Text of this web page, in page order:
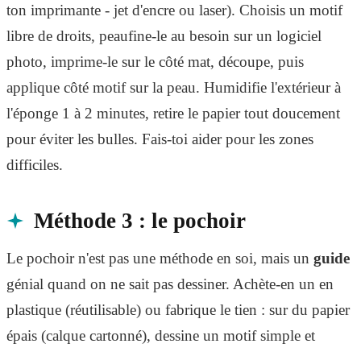
ton imprimante - jet d'encre ou laser). Choisis un motif
libre de droits, peaufine-le au besoin sur un logiciel
photo, imprime-le sur le côté mat, découpe, puis
applique côté motif sur la peau. Humidifie l'extérieur à
l'éponge 1 à 2 minutes, retire le papier tout doucement
pour éviter les bulles. Fais-toi aider pour les zones
difficiles.
Méthode 3 : le pochoir
Le pochoir n'est pas une méthode en soi, mais un guide
génial quand on ne sait pas dessiner. Achète-en un en
plastique (réutilisable) ou fabrique le tien : sur du papier
épais (calque cartonné), dessine un motif simple et